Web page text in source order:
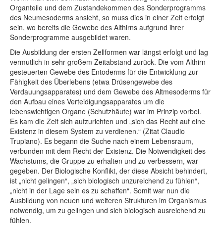
Organteile und dem Zustandekommen des Sonderprogramms
des Neumesoderms ansieht, so muss dies in einer Zeit erfolgt
sein, wo bereits die Gewebe des Althirns aufgrund ihrer
Sonderprogramme ausgebildet waren.
Die Ausbildung der ersten Zellformen war längst erfolgt und lag
vermutlich in sehr großem Zeitabstand zurück. Die vom Althirn
gesteuerten Gewebe des Entoderms für die Entwicklung zur
Fähigkeit des Überlebens (etwa Drüsengewebe des
Verdauungsapparates) und dem Gewebe des Altmesoderms für
den Aufbau eines Verteidigungsapparates um die
lebenswichtigen Organe (Schutzhäute) war im Prinzip vorbei.
Es kam die Zeit sich aufzurichten und „sich das Recht auf eine
Existenz in diesem System zu verdienen.“ (Zitat Claudio
Trupiano). Es begann die Suche nach einem Lebensraum,
verbunden mit dem Recht der Existenz. Die Notwendigkeit des
Wachstums, die Gruppe zu erhalten und zu verbessern, war
gegeben. Der Biologische Konflikt, der diese Absicht behindert,
ist „nicht gelingen“, „sich biologisch unzureichend zu fühlen“,
„nicht in der Lage sein es zu schaffen“. Somit war nun die
Ausbildung von neuen und weiteren Strukturen im Organismus
notwendig, um zu gelingen und sich biologisch ausreichend zu
fühlen.